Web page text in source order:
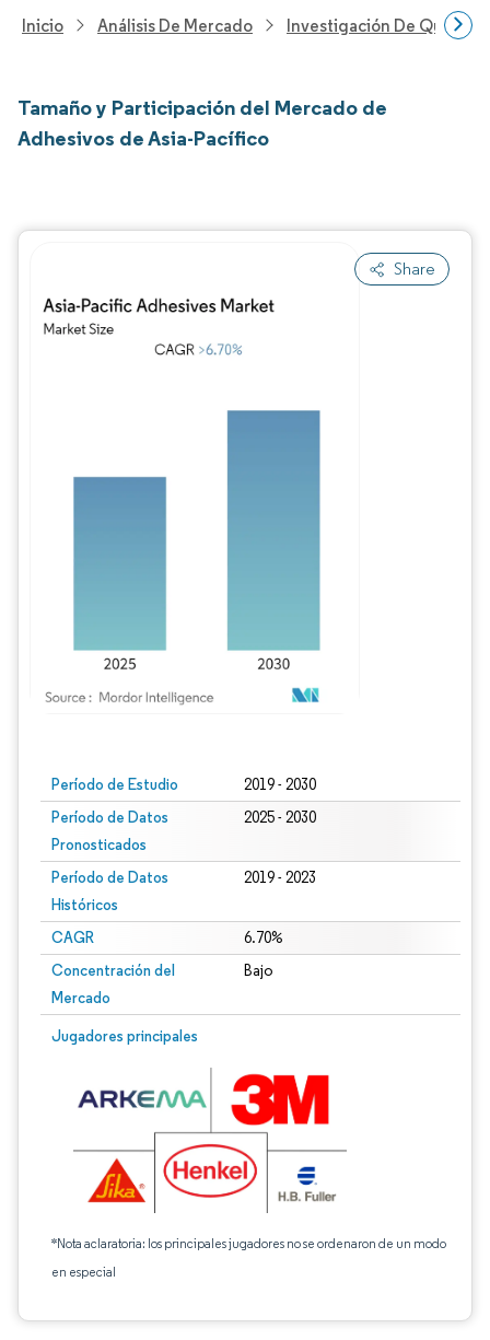
Inicio Análisis De Mercado Investigación De
Tamaño y Participación del Mercado de
Adhesivos de Asia-Pacífico
Share
Período de Estudio 2019 - 2030
Período de Datos
Pronosticados
2025 - 2030
Período de Datos
Históricos
2019 - 2023
CAGR 6.70%
Concentración del
Mercado
Bajo
Jugadores principales
*Nota aclaratoria: los principales jugadores no se ordenaron de un modo
en especial